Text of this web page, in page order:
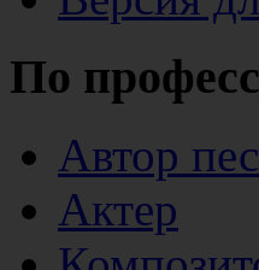
По
Автор
Актер